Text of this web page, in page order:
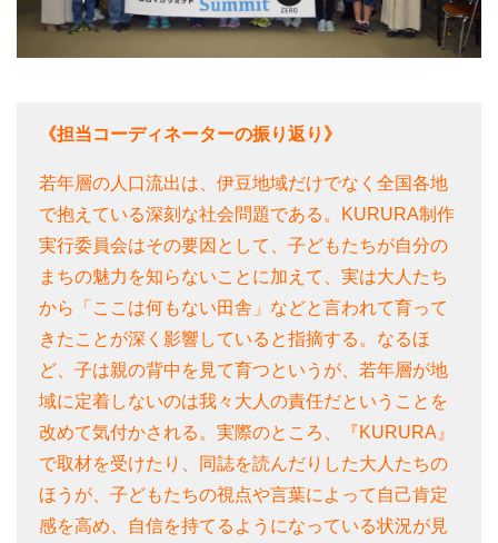
《担当コーディネーターの振り返り》
若年層の人口流出は、伊豆地域だけでなく全国各地
で抱えている深刻な社会問題である。KURURA制作
実行委員会はその要因として、子どもたちが自分の
まちの魅力を知らないことに加えて、実は大人たち
から「ここは何もない田舎」などと言われて育って
きたことが深く影響していると指摘する。なるほ
ど、子は親の背中を見て育つというが、若年層が地
域に定着しないのは我々大人の責任だということを
改めて気付かされる。実際のところ、『KURURA』
で取材を受けたり、同誌を読んだりした大人たちの
ほうが、子どもたちの視点や言葉によって自己肯定
感を高め、自信を持てるようになっている状況が見